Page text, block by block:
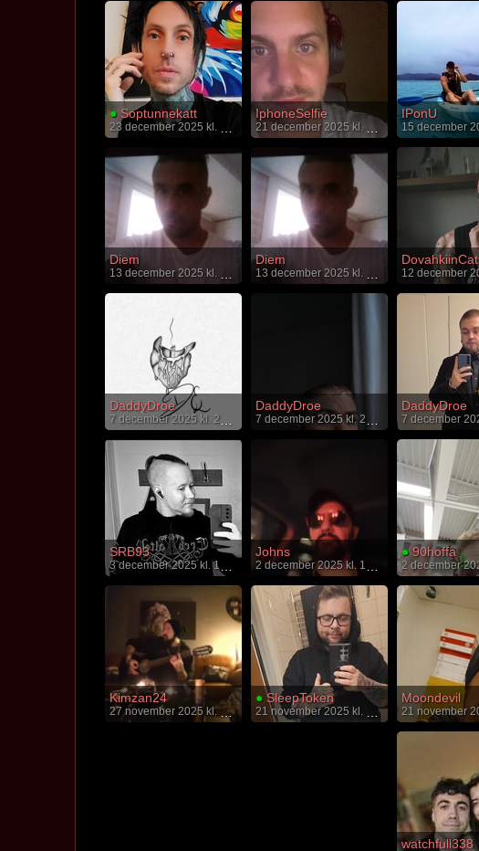
●Soptunnekatt
IphoneSelfie
IPonU
Diem
Diem
DovahkiinCat
DaddyDroe
7 december 2025 kl. 21:36
DaddyDroe
DaddyDroe
SRB93
3 december 2025 kl. 18:00
Johns
●90hoffa
Kimzan24
27 november 2025 kl. 19:36
●SleepToken
Moondevil
watchfull338